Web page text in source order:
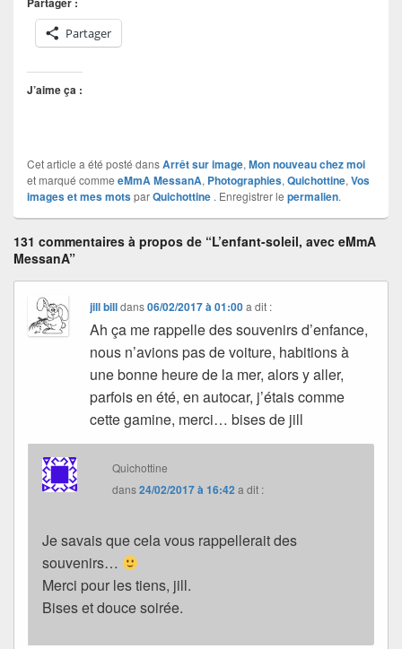
Partager
J’aime ça :
Cet article a été posté dansArrêt sur image, Mon nouveau chez moi
et marqué comme eMmA MessanA, Photographies, Quichottine, Vos
images et mes motsparQuichottine . Enregistrer le permalien.
131 commentaires à propos de “L’enfant-soleil, avec eMmA
MessanA”
jill billdans06/02/2017 à 01:00 a dit :
Ah ça me rappelle des souvenirs d’enfance,
nous n’avions pas de voiture, habitions à
une bonne heure de la mer, alors y aller,
parfois en été, en autocar, j’étais comme
cette gamine, merci… bises de jill
Quichottine
dans24/02/2017 à 16:42 a dit :
Je savais que cela vous rappellerait des
souvenirs…
Merci pour les tiens, jill.
Bises et douce soirée.